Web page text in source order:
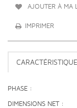
AJOUTER À MA
IMPRIMER
PHASE
DIMENSIONS NET